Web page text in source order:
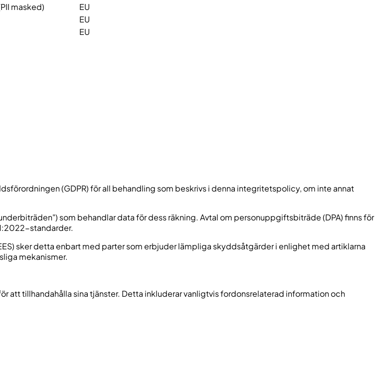
masked)
EU
EU
EU
(GDPR) för all behandling som beskrivs i denna integritetspolicy, om inte annat
som behandlar data för dess räkning. Avtal om personuppgiftsbiträde (DPA) finns för
standarder.
sker detta enbart med parter som erbjuder lämpliga skyddsåtgärder i enlighet med artiklarna
mekanismer.
att tillhandahålla sina tjänster. Detta inkluderar vanligtvis fordonsrelaterad information och